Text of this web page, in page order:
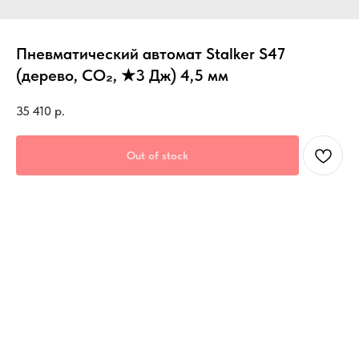
Пневматический автомат Stalker S47
(дерево, CO₂, ★3 Дж) 4,5 мм
35 410 р.
Out of stock